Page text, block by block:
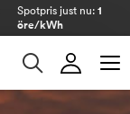
Spotpris just nu:1
öre/kWh